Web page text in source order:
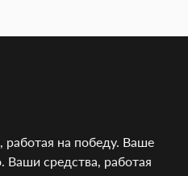
на победу. Ваше
Ваши средства, работая